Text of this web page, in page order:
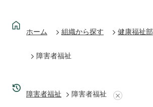
ホーム 組織から探す 健康福祉部
障害者福祉
障害者福祉 障害者福祉